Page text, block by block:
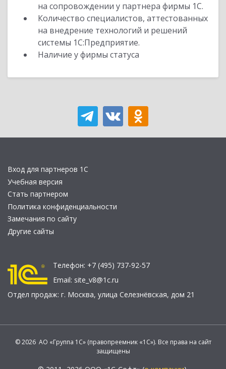
на сопровождении у партнера фирмы 1С.
Количество специалистов, аттестованных
на внедрение технологий и решений
системы 1С:Предприятие.
Наличие у фирмы статуса
Вход для партнеров 1С
Учебная версия
Стать партнером
Политика конфиденциальности
Замечания по сайту
Другие сайты
Телефон: +7 (495) 737-92-57
Email: site_v8@1c.ru
Отдел продаж: г. Москва, улица Селезнёвская, дом 21
© 2026 АО «Группа 1С» (правопреемник «1С»). Все права на сайт
защищены